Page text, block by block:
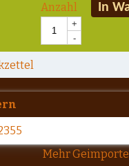
Anzahl
+
-
In
Mehr